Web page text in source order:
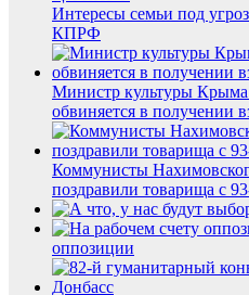
Интересы семьи под
КПРФ
Министр культуры
обвиняется в получении
Коммунисты
поздравили товарища с
оппозиции